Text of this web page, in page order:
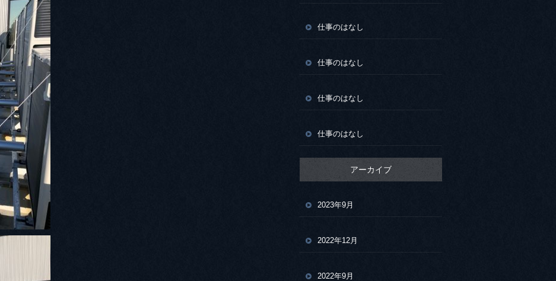
仕事のはなし
仕事のはなし
仕事のはなし
仕事のはなし
アーカイブ
2023年9月
2022年12月
2022年9月